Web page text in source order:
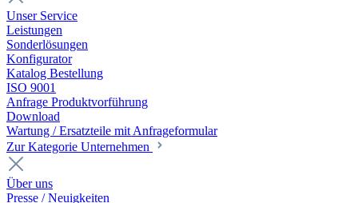
Unser Service
Leistungen
Sonderlösungen
Konfigurator
Katalog Bestellung
ISO 9001
Anfrage Produktvorführung
Download
Wartung / Ersatzteile mit Anfrageformular
Zur Kategorie Unternehmen
Über uns
Presse / Neuigkeiten